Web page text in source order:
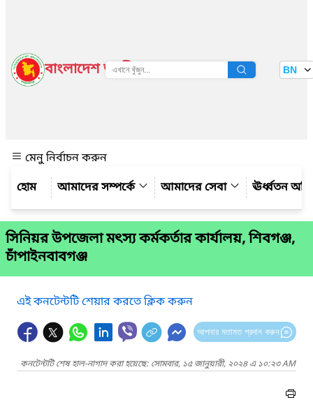
বাংলাদেশ জাতীয় তথ্য বাতায়ন BN
মেনু নির্বাচন করুন
আমাদের সম্পর্কে
আমাদের সেবা ঊর্ধ্বতন
সিনিয়র উপজেলা মৎস্য কর্মকর্তার কার্যালয়, শিবগঞ্জ,
চাঁপাইনবাবগঞ্জ
এই কনটেন্টটি শেয়ার করতে ক্লিক করুন
আপনার মতামত প্রদান করুন
কনটেন্টটি শেষ হাল-নাগাদ করা হয়েছে: সোমবার, ১৫ জানুয়ারী, ২০২৪ এ ১০:২৩ AM